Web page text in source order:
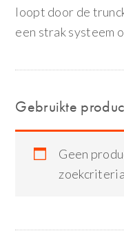
loopt door de
een strak systeem
Gebruikte
Geen